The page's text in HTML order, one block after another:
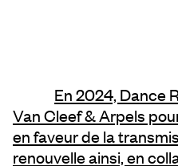
En 2024, Dance
Van Cleef & Arpels
en faveur de la
renouvelle ainsi, en